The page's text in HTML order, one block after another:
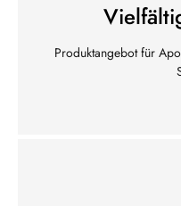
Produktangebot für